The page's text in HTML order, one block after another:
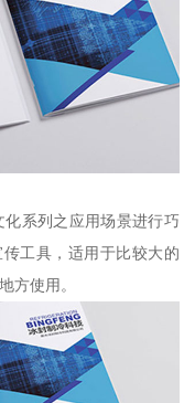
系列之应用场景进行巧
工具，适用于比较大的
方使用。